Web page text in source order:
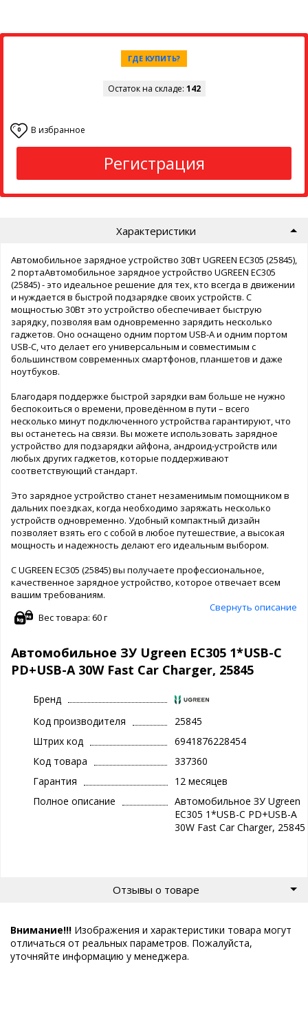
ГДЕ КУПИТЬ?
Остаток на складе: 142
0 В избранное
Регистрация
Характеристики
Автомобильное зарядное устройство 30Вт UGREEN EC305 (25845),
2 портаАвтомобильное зарядное устройство UGREEN EC305
(25845) - это идеальное решение для тех, кто всегда в движении
и нуждается в быстрой подзарядке своих устройств. С
мощностью 30Вт это устройство обеспечивает быструю
зарядку, позволяя вам одновременно зарядить несколько
гаджетов. Оно оснащено одним портом USB-A и одним портом
USB-C, что делает его универсальным и совместимым с
большинством современных смартфонов, планшетов и даже
ноутбуков.
Благодаря поддержке быстрой зарядки вам больше не нужно
беспокоиться о времени, проведённом в пути – всего
несколько минут подключенного устройства гарантируют, что
вы останетесь на связи. Вы можете использовать зарядное
устройство для подзарядки айфона, андроид-устройств или
любых других гаджетов, которые поддерживают
соответствующий стандарт.
Это зарядное устройство станет незаменимым помощником в
дальних поездках, когда необходимо заряжать несколько
устройств одновременно. Удобный компактный дизайн
позволяет взять его с собой в любое путешествие, а высокая
мощность и надежность делают его идеальным выбором.
С UGREEN EC305 (25845) вы получаете профессиональное,
качественное зарядное устройство, которое отвечает всем
вашим требованиям.
Свернуть описание
Вес товара: 60 г
Автомобильное ЗУ Ugreen EC305 1*USB-C
PD+USB-A 30W Fast Car Charger, 25845
Бренд
Код производителя
25845
Штрих код
6941876228454
Код товара
337360
Гарантия
12 месяцев
Полное описание
Автомобильное ЗУ Ugreen
EC305 1*USB-C PD+USB-A
30W Fast Car Charger, 25845
Отзывы о товаре
Внимание!!! Изображения и характеристики товара могут
отличаться от реальных параметров. Пожалуйста,
уточняйте информацию у менеджера.